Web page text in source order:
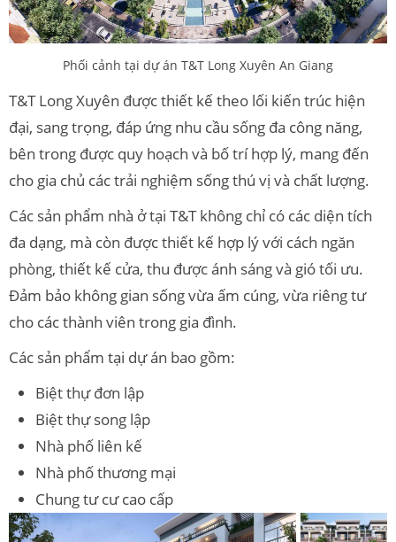
Phối cảnh tại dự án T&T Long Xuyên An Giang
T&T Long Xuyên được thiết kế theo lối kiến trúc hiện
đại, sang trọng, đáp ứng nhu cầu sống đa công năng,
bên trong được quy hoạch và bố trí hợp lý, mang đến
cho gia chủ các trải nghiệm sống thú vị và chất lượng.
Các sản phẩm nhà ở tại T&T không chỉ có các diện tích
đa dạng, mà còn được thiết kế hợp lý với cách ngăn
phòng, thiết kế cửa, thu được ánh sáng và gió tối ưu.
Đảm bảo không gian sống vừa ấm cúng, vừa riêng tư
cho các thành viên trong gia đình.
Các sản phẩm tại dự án bao gồm:
Biệt thự đơn lập
Biệt thự song lập
Nhà phố liên kế
Nhà phố thương mại
Chung tư cư cao cấp